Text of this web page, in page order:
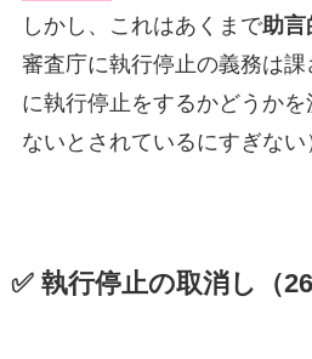
しかし、これはあくまで助言
審査庁に執行停止の義務は
に執行停止をするかどうか
ないとされているにすぎない
✅ 執行停止の取消し（26